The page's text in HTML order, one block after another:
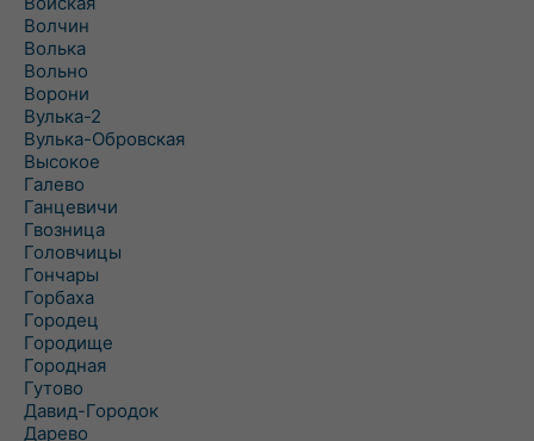
Волчин
Волька
Вольно
Ворони
Вулька-2
Вулька-Обровская
Высокое
Галево
Ганцевичи
Гвозница
Головчицы
Гончары
Горбаха
Городец
Городище
Городная
Гутово
Давид-Городок
Дарево